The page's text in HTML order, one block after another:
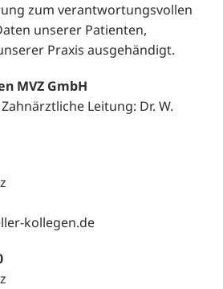
zum verantwortungsvollen
unserer Patienten,
Praxis ausgehändigt.
MVZ GmbH
Leitung: Dr. W.
kollegen.de